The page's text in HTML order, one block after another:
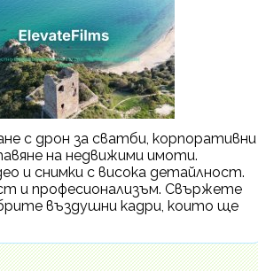
с дрон за сватби, корпоративни
на недвижими имоти.
и снимки с висока детайлност.
и професионализъм. Свържете
въздушни кадри, които ще